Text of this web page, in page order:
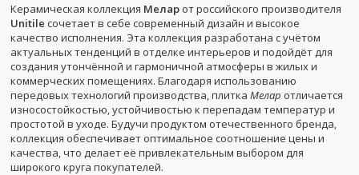
Керамическая коллекция Мелар от российского производителя
Unitile сочетает в себе современный дизайн и высокое
качество исполнения. Эта коллекция разработана с учётом
актуальных тенденций в отделке интерьеров и подойдёт для
создания утончённой и гармоничной атмосферы в жилых и
коммерческих помещениях. Благодаря использованию
передовых технологий производства, плитка Мелар отличается
износостойкостью, устойчивостью к перепадам температур и
простотой в уходе. Будучи продуктом отечественного бренда,
коллекция обеспечивает оптимальное соотношение цены и
качества, что делает её привлекательным выбором для
широкого круга покупателей.